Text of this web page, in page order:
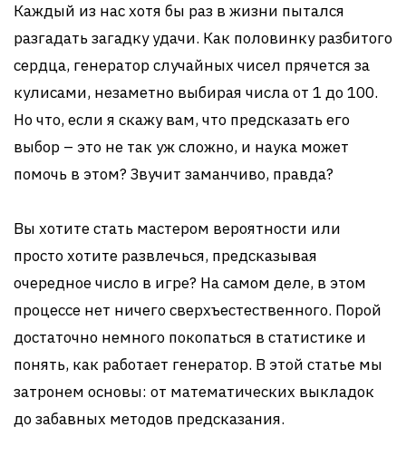
Каждый из нас хотя бы раз в жизни пытался
разгадать загадку удачи. Как половинку разбитого
сердца, генератор случайных чисел прячется за
кулисами, незаметно выбирая числа от 1 до 100.
Но что, если я скажу вам, что предсказать его
выбор – это не так уж сложно, и наука может
помочь в этом? Звучит заманчиво, правда?
Вы хотите стать мастером вероятности или
просто хотите развлечься, предсказывая
очередное число в игре? На самом деле, в этом
процессе нет ничего сверхъестественного. Порой
достаточно немного покопаться в статистике и
понять, как работает генератор. В этой статье мы
затронем основы: от математических выкладок
до забавных методов предсказания.